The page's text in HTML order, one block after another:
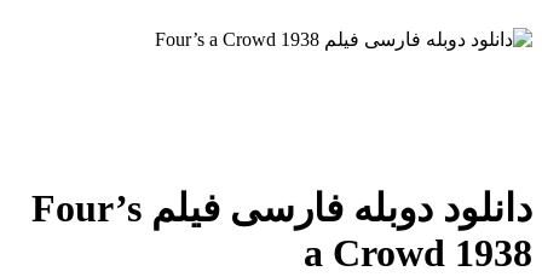
دانلود دوبله فارسی فیلم Four’s
a Crowd 1938